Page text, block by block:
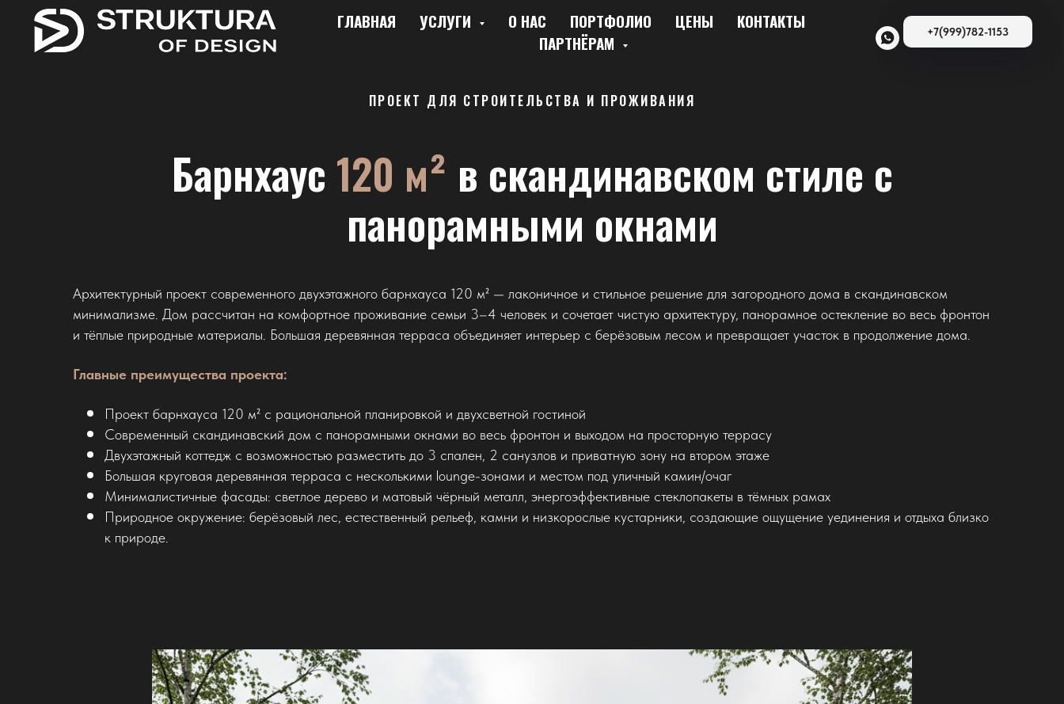
ГЛАВНАЯ УСЛУГИ О НАС ПОРТФОЛИО ЦЕНЫ
КОНТАКТЫ
ПАРТНЁРАМ
+7(999)782-1153
ПРОЕКТ ДЛЯ СТРОИТЕЛЬСТВА И ПРОЖИВАНИЯ
Барнхаус 120 м² в скандинавском стиле с
панорамными окнами
Архитектурный проект современного двухэтажного барнхауса 120 м² — лаконичное и стильное решение для загородного дома в скандинавском
минимализме. Дом рассчитан на комфортное проживание семьи 3–4 человек и сочетает чистую архитектуру, панорамное остекление во весь фронтон
и тёплые природные материалы. Большая деревянная терраса объединяет интерьер с берёзовым лесом и превращает участок в продолжение дома.
Главные преимущества проекта:
Проект барнхауса 120 м² с рациональной планировкой и двухсветной гостиной
Современный скандинавский дом с панорамными окнами во весь фронтон и выходом на просторную террасу
Двухэтажный коттедж с возможностью разместить до 3 спален, 2 санузлов и приватную зону на втором этаже
Большая круговая деревянная терраса с несколькими lounge-зонами и местом под уличный камин/очаг
Минималистичные фасады: светлое дерево и матовый чёрный металл, энергоэффективные стеклопакеты в тёмных рамах
Природное окружение: берёзовый лес, естественный рельеф, камни и низкорослые кустарники, создающие ощущение уединения и отдыха близко
к природе.